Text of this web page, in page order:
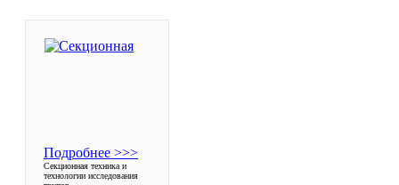
Подробнее >>>
Секционная техника и
технологии исследования